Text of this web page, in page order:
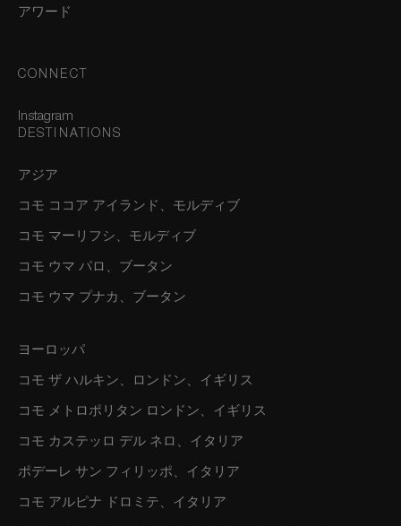
アワード
CONNECT
Instagram
DESTINATIONS
アジア
コモ ココア アイランド、モルディブ
コモ マーリフシ、モルディブ
コモ ウマ パロ、ブータン
コモ ウマ プナカ、ブータン
ヨーロッパ
コモ ザ ハルキン、ロンドン、イギリス
コモ メトロポリタン ロンドン、イギリス
コモ カステッロ デル ネロ、イタリア
ポデーレ サン フィリッポ、イタリア
コモ アルピナ ドロミテ、イタリア